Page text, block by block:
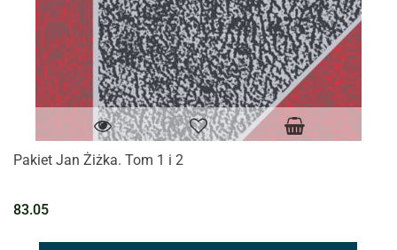
Pakiet Jan Żiżka. Tom 1 i 2
83.05